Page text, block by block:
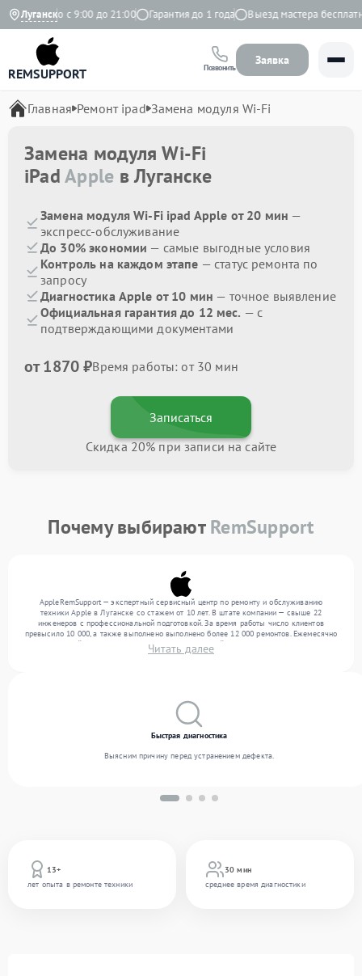
Луганскс 9:00 до 21:00 Гарантия до 1 года Выезд мастера бесплатно
REMSUPPORT Позвонить
Заявка
Главная Ремонт ipad Замена модуля Wi-Fi
Замена модуля Wi-Fi
iPadApple в Луганске
Замена модуля Wi-Fi ipad Apple от 20 мин —
экспресс-обслуживание
До 30% экономии — самые выгодные условия
Контроль на каждом этапе — статус ремонта по
запросу
Диагностика Apple от 10 мин — точное выявление
Официальная гарантия до 12 мес. — с
подтверждающими документами
от 1870 ₽Время работы: от 30 мин
Записаться
Скидка 20% при записи на сайте
Почему выбираютRemSupport
AppleRemSupport — экспертный сервисный центр по ремонту и обслуживанию
техники Apple в Луганске со стажем от 10 лет. В штате компании — свыше 22
инженеров с профессиональной подготовкой. За время работы число клиентов
превысило 10 000, а также выполнено выполнено более 12 000 ремонтов. Ежемесячно
в сервисный центр поступает более 300 обращений, включая , , . Мы выполняем
ремонт различного уровня сложности и предлагаем стабильный уровень сервиса
Читать далее
13+
лет опыта в ремонте техники
30 мин
среднее время диагностики
Быстрая диагностика
Выясним причину перед устранением дефекта.